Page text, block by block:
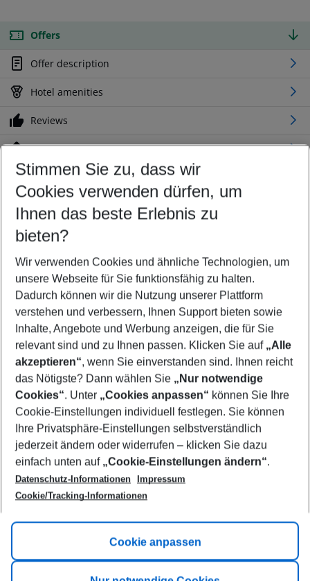
Offers
Offer description
Hotel amenities
Reviews
Location
Customize your offer
Find the perfect deal which suits your best
Your departure airport
Any airport
Select your date range
08/08/26–06/08/27 5-8 nights
Who will travel
2 adults No children
Show more filter
Footer
Footer navigation
Title A
Link A
Stimmen Sie zu, dass wir
Cookies verwenden dürfen, um
Ihnen das beste Erlebnis zu
bieten?
Wir verwenden Cookies und ähnliche Technologien, um
unsere Webseite für Sie funktionsfähig zu halten.
Dadurch können wir die Nutzung unserer Plattform
verstehen und verbessern, Ihnen Support bieten sowie
Inhalte, Angebote und Werbung anzeigen, die für Sie
relevant sind und zu Ihnen passen. Klicken Sie auf „Alle
akzeptieren“, wenn Sie einverstanden sind. Ihnen reicht
das Nötigste? Dann wählen Sie „Nur notwendige
Cookies“. Unter „Cookies anpassen“ können Sie Ihre
Cookie-Einstellungen individuell festlegen. Sie können
Ihre Privatsphäre-Einstellungen selbstverständlich
jederzeit ändern oder widerrufen – klicken Sie dazu
einfach unten auf „Cookie-Einstellungen ändern“.
Datenschutz-Informationen
Impressum
Cookie/Tracking-Informationen
Cookie anpassen